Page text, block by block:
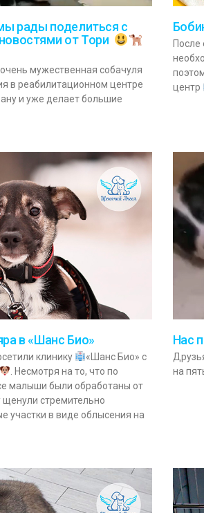
рады поделиться с
от Тори
мужественная собачуля
в реабилитационном центре
и уже делает большие
После
центр
в «Шанс Био»
клинику
«Шанс Био» с
. Несмотря на то, что по
малыши были обработаны от
щенули стремительно
участки в виде облысения на
Нас
на